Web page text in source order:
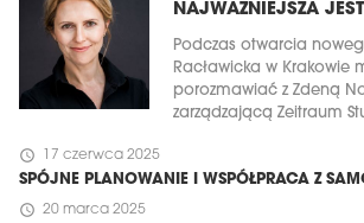
NAJWAŻNIEJSZA
Podczas otwarcia
Racławicka w Krakowie
porozmawiać z Zdeną
zarządzającą Zeitraum
schedule 17 czerwca 2025
SPÓJNE PLANOWANIE I WSPÓŁPRACA Z
schedule 20 marca 2025